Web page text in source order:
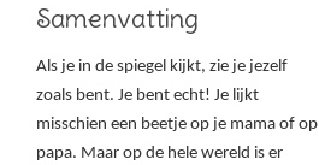
Samenvatting
Als je in de spiegel kijkt, zie je jezelf
zoals bent. Je bent echt! Je lijkt
misschien een beetje op je mama of op
papa. Maar op de hele wereld is er